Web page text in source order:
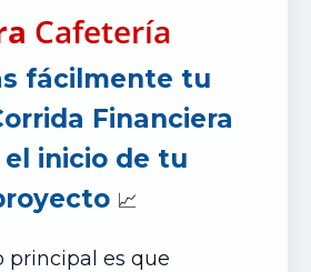
Cafetería
fácilmente tu
Financiera
el inicio de tu
📈
principal es que